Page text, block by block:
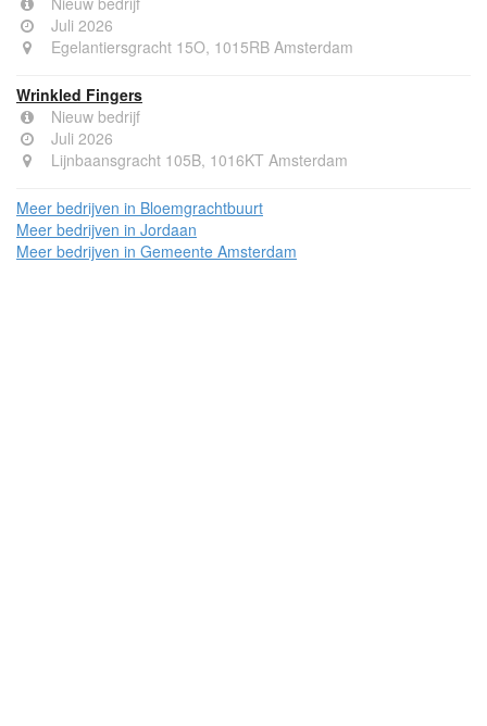
Juli 2026
Egelantiersgracht 15O, 1015RB Amsterdam
Wrinkled Fingers
Nieuw bedrijf
Juli 2026
Lijnbaansgracht 105B, 1016KT Amsterdam
Meer bedrijven in Bloemgrachtbuurt
Meer bedrijven in Jordaan
Meer bedrijven in Gemeente Amsterdam